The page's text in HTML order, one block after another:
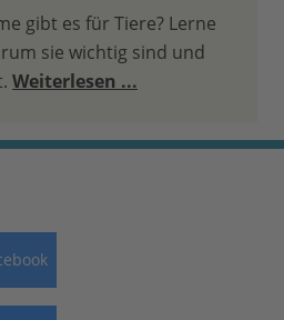
gibt es für Tiere? Lerne
sie wichtig sind und
Weiterlesen ...